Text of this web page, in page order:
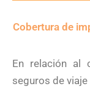
Cobertura de
En relación al
seguros de